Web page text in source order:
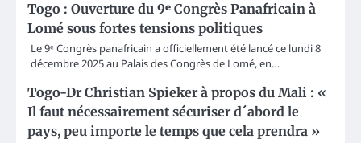
Togo : Ouverture du 9ᵉ Congrès Panafricain à
Lomé sous fortes tensions politiques
Le 9ᵉ Congrès panafricain a officiellement été lancé ce lundi 8
décembre 2025 au Palais des Congrès de Lomé, en…
Togo-Dr Christian Spieker à propos du Mali : «
Il faut nécessairement sécuriser d´abord le
pays, peu importe le temps que cela prendra »